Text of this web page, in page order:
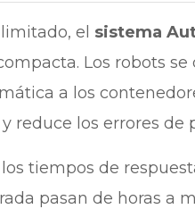
el sistema
Los robots
a los
reduce los errores de
tiempos de
pasan de horas a